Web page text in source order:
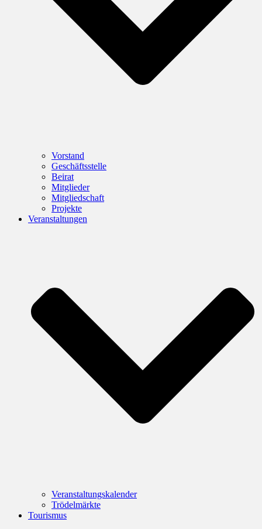
Vorstand
Geschäftsstelle
Beirat
Mitglieder
Mitgliedschaft
Projekte
Veranstaltungen
Veranstaltungskalender
Trödelmärkte
Tourismus